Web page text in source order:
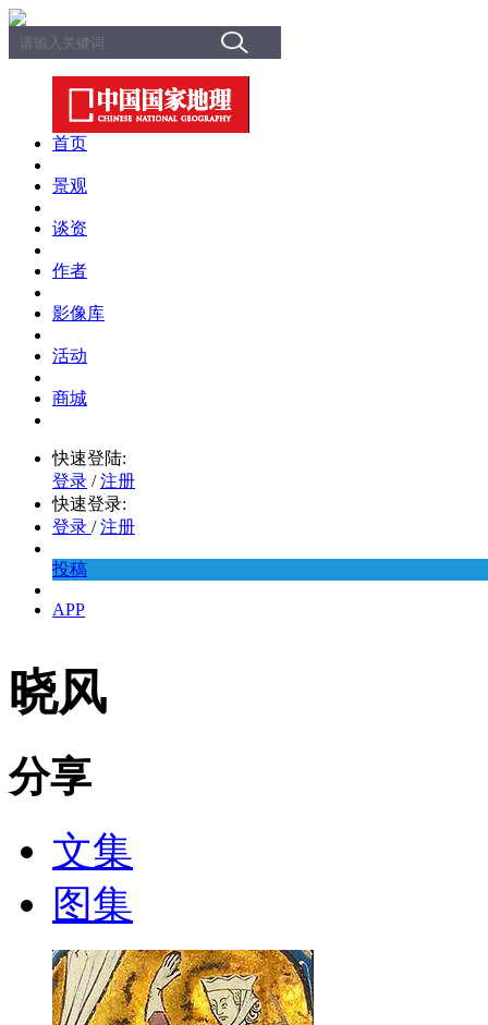
首页
景观
谈资
作者
影像库
活动
商城
快速登陆:
登录 / 注册
快速登录:
登录 / 注册
投稿
APP
晓风
分享
文集
图集